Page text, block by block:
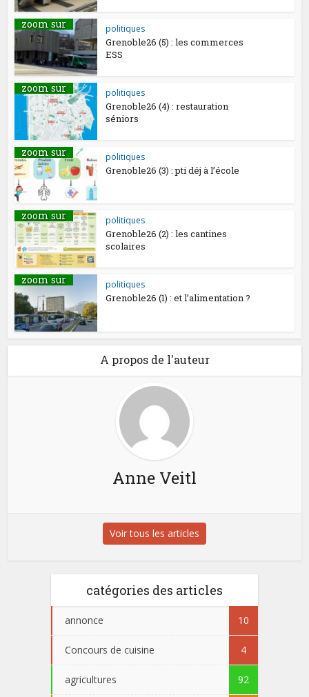
zoom sur politiques
Grenoble26 (5) : les commerces
ESS
zoom sur politiques
Grenoble26 (4) : restauration
séniors
zoom sur politiques
Grenoble26 (3) : pti déj à l’école
zoom sur politiques
Grenoble26 (2) : les cantines
scolaires
zoom sur politiques
Grenoble26 (1) : et l’alimentation ?
A propos de l'auteur
Anne Veitl
Voir tous les articles
catégories des articles
annonce 10
Concours de cuisine 4
agricultures 92